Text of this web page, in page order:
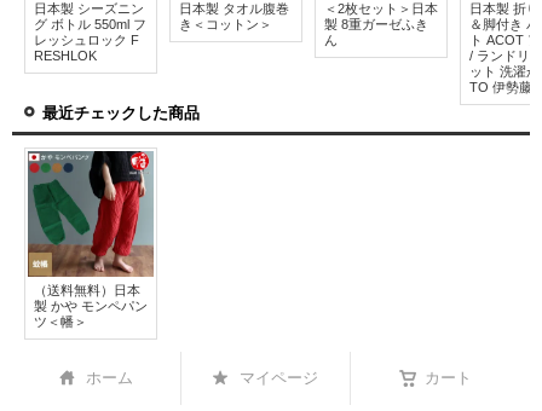
日本製 シーズニン
グ ボトル 550ml フ
レッシュロック F
RESHLOK
日本製 タオル腹巻
き＜コットン＞
＜2枚セット＞日本
製 8重ガーゼふき
ん
日本製 折
＆脚付き
ト ACOT
/ ランドリ
ット 洗濯
TO 伊勢藤
最近チェックした商品
（送料無料）日本
製 かや モンペパン
ツ＜幡＞
ホーム マイページ カート